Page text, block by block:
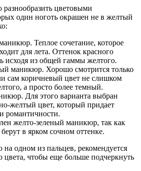
цветовыми
один ноготь окрашен не в желтый
Теплое сочетание, которое
для лета. Оттенок красного
исходя из общей гаммы желтого.
маникюр. Хорошо смотрится только
сам коричневый цвет не слишком
а просто более темный.
Для этого варианта выбран
желтый цвет, который придает
романтичности.
желто-зеленый маникюр, так как
в ярком сочном оттенке.
одном из пальцев, рекомендуется
цвета, чтобы еще больше подчеркнуть